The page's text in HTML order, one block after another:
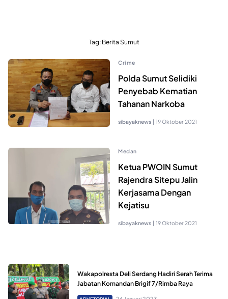
Tag: Berita Sumut
Crime
Polda Sumut Selidiki
Penyebab Kematian
Tahanan Narkoba
sibayaknews | 19 Oktober 2021
Medan
Ketua PWOIN Sumut
Rajendra Sitepu Jalin
Kerjasama Dengan
Kejatisu
sibayaknews | 19 Oktober 2021
Wakapolresta Deli Serdang Hadiri Serah Terima
Jabatan Komandan Brigif 7/Rimba Raya